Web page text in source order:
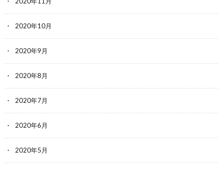
2020年10月
2020年9月
2020年8月
2020年7月
2020年6月
2020年5月